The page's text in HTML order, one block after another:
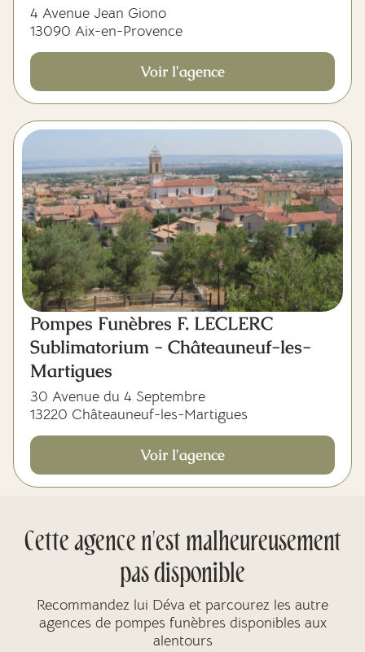
4 Avenue Jean Giono
13090 Aix-en-Provence
Voir l'agence
Pompes Funèbres F. LECLERC
Sublimatorium - Châteauneuf-les-
Martigues
30 Avenue du 4 Septembre
13220 Châteauneuf-les-Martigues
Voir l'agence
Cette agence n'est malheureusement
pas disponible
Recommandez lui Déva et parcourez les autre
agences de pompes funèbres disponibles aux
alentours